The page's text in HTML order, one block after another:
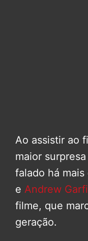
Ao assistir ao
maior
falado há mais
e Andrew
filme, que
geração.